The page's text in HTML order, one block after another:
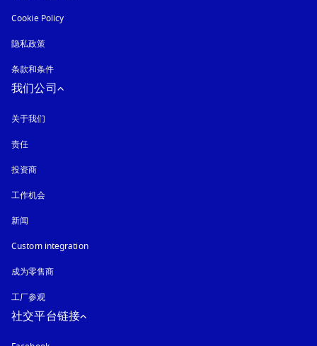
Cookie Policy
隐私政策
条款和条件
我们公司
关于我们
责任
投资商
工作机会
新闻
Custom integration
成为零售商
工厂参观
社交平台链接